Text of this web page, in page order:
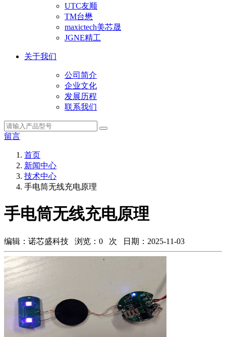
UTC友顺
TM台懋
maxictech美芯晟
JGNE精工
关于我们
公司简介
企业文化
发展历程
联系我们
留言
首页
新闻中心
技术中心
手电筒无线充电原理
手电筒无线充电原理
编辑：诺芯盛科技 浏览： 0 次 日期：2025-11-03